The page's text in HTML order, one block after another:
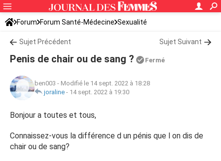
Forum Forum Santé-Médecine Sexualité
Sujet Précédent Sujet Suivant
Penis de chair ou de sang ? Fermé
ben003 - Modifié le 14 sept. 2022 à 18:28
joraline - 14 sept. 2022 à 19:30
Bonjour a toutes et tous,
Connaissez-vous la différence d un pénis que l on dis de
chair ou de sang?